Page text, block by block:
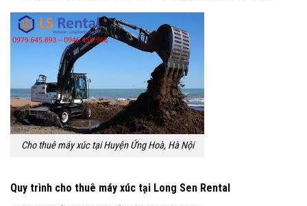
Cho thuê máy xúc tại Huyện Ứng Hoà, Hà Nội
Quy trình cho thuê máy xúc tại Long Sen Rental